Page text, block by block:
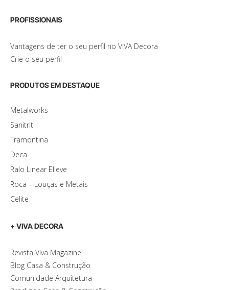
PROFISSIONAIS
Vantagens de ter o seu perfil no VIVA Decora
Crie o seu perfil
PRODUTOS EM DESTAQUE
Metalworks
Sanitrit
Tramontina
Deca
Ralo Linear Elleve
Roca – Louças e Metais
Celite
+ VIVA DECORA
Revista VIva Magazine
Blog Casa & Construção
Comunidade Arquitetura